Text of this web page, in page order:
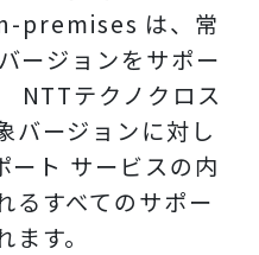
premises は、常
ージョンをサポー
NTTテクノクロス
バージョンに対し
ト サービスの内
るすべてのサポー
す。